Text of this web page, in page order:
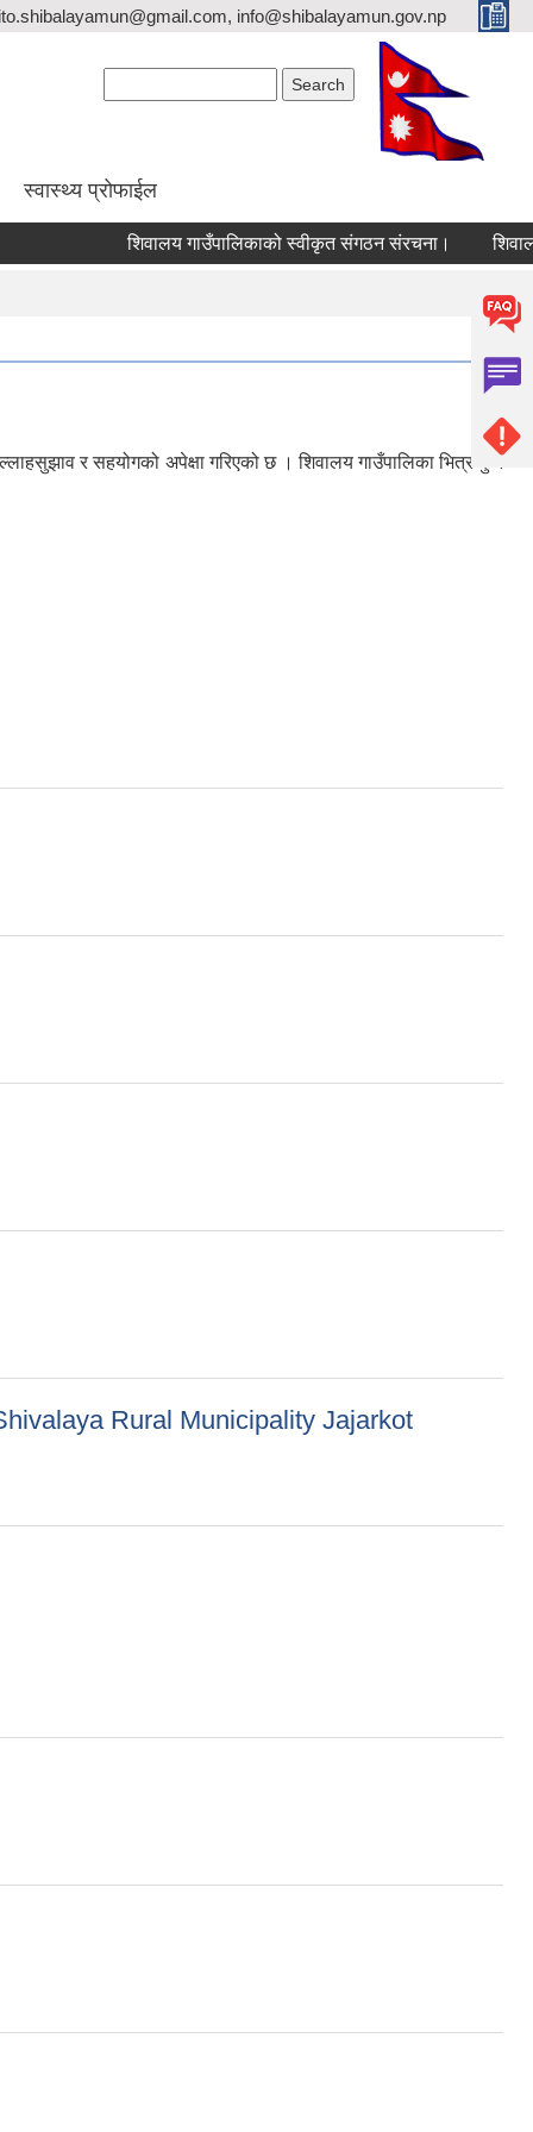
ito.shibalayamun@gmail.com, info@shibalayamun.gov.np
स्वास्थ्य प्रोफाईल
शिवालय गाउँपालिकाको स्वीकृत संगठन संरचना।
र सहयोगको अपेक्षा गरिएको छ । शिवालय गाउँपालिका भित्र कुनै
Rural Municipality Jajarkot